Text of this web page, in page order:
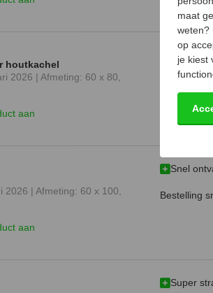
houtkachel
2026 | Afmeting: 60 x 80,
aan
Snelle
Mooie
2026 | Afmeting: 60 x 100,
aan
Snel
Bestelling
Super
maat
weten?
op
je kiest